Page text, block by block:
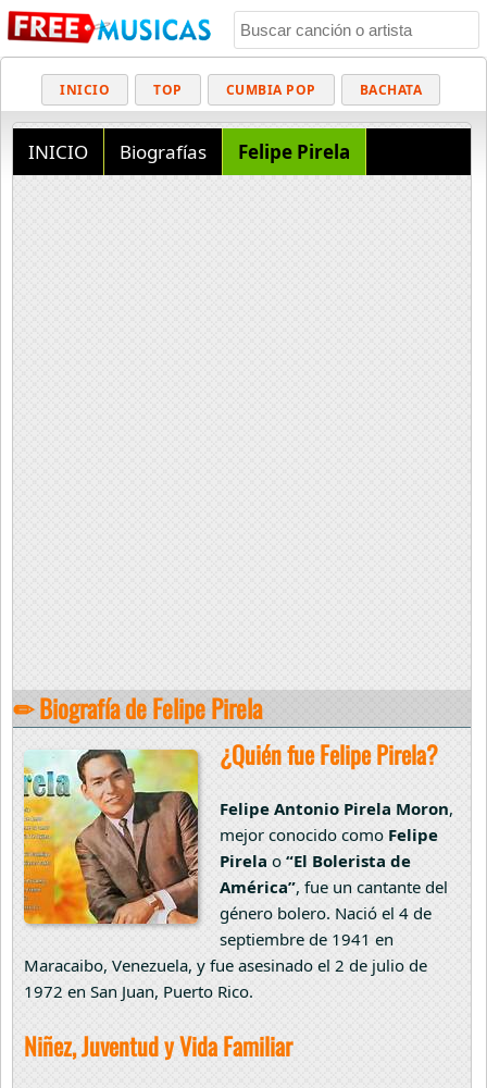
INICIO TOP CUMBIA POP BACHATA
POP MUSICA CRISTIANA REGGAETON
BALADAS ALTERNATIVO ELECTRÓNICA
INICIO Biografías Felipe Pirela
✏ Biografía de Felipe Pirela
¿Quién fue Felipe Pirela?
Felipe Antonio Pirela Moron,
mejor conocido como Felipe
Pirela o “El Bolerista de
América”, fue un cantante del
género bolero. Nació el 4 de
septiembre de 1941 en
Maracaibo, Venezuela, y fue asesinado el 2 de julio de
1972 en San Juan, Puerto Rico.
Niñez, Juventud y Vida Familiar